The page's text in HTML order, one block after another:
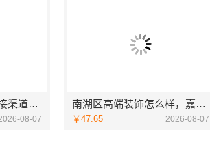
匠心施工家装施工对接渠道宁波雅美和居建材科技有限公司
08-07
南湖区高端装饰怎么样，嘉兴锦居装饰材料有限公司品质如何
￥47.65 2026-08-07